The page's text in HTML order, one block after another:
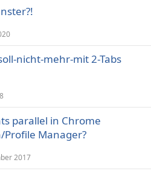
nicht-mehr-mit 2-Tabs
parallel in Chrome
Profile Manager?
2017